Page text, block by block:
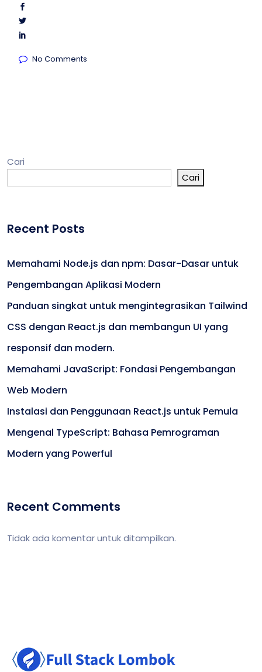
No Comments
Cari
Cari
Recent Posts
Memahami Node.js dan npm: Dasar-Dasar untuk
Pengembangan Aplikasi Modern
Panduan singkat untuk mengintegrasikan Tailwind
CSS dengan React.js dan membangun UI yang
responsif dan modern.
Memahami JavaScript: Fondasi Pengembangan
Web Modern
Instalasi dan Penggunaan React.js untuk Pemula
Mengenal TypeScript: Bahasa Pemrograman
Modern yang Powerful
Recent Comments
Tidak ada komentar untuk ditampilkan.